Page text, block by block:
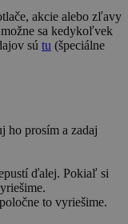
akcie alebo zľavy
sa kedykoľvek
sú tu (špeciálne
ho prosím a zadaj
ďalej. Pokiaľ si
to vyriešime.